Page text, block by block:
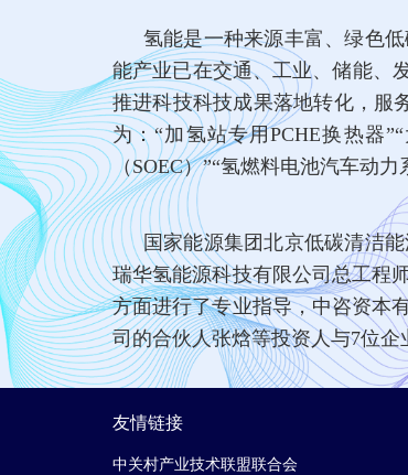
氢能是一种来源丰富、绿色
能产业已在交通、工业、储能、
推进科技科技成果落地转化，服
为：“加氢站专用PCHE换热器
（SOEC）”“氢燃料电池汽车动
国家能源集团北京低碳清洁
瑞华氢能源科技有限公司总工程
方面进行了专业指导，中咨资本
司的合伙人张焓等投资人与7位
友情链接
中关村产业技术联盟联合会